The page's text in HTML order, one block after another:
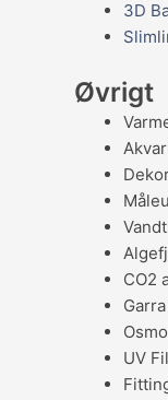
3D
Øvrigt
CO2
UV